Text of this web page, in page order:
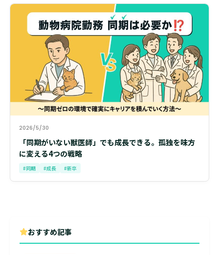
2026/5/30
「同期がいない獣医師」でも成長できる。孤独を味方
に変える4つの戦略
#同期 #成長 #新卒
おすすめ記事